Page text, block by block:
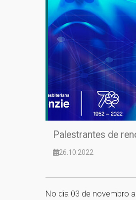
Palestrantes de
26.10.2022
No dia 03 de novembro